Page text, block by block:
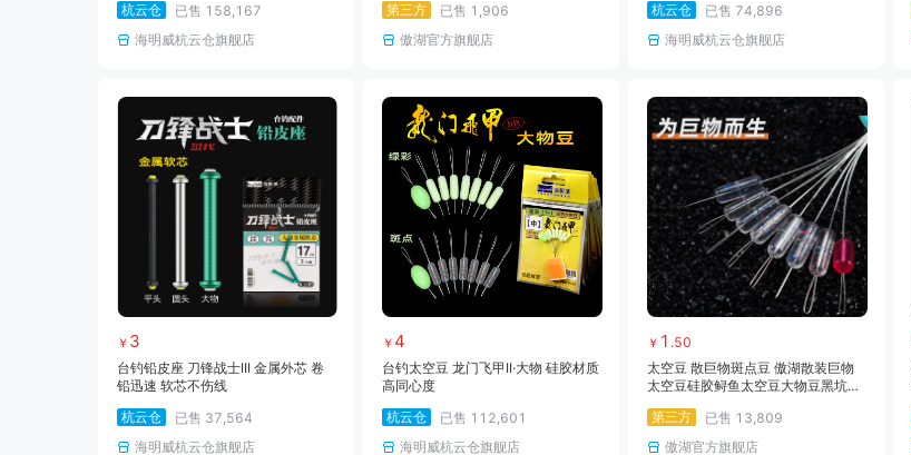
杭云仓
已售 158,167
海明威杭云仓旗舰店
第三方
已售 1,906
傲湖官方旗舰店
杭云仓
已售 74,896
海明威杭云仓旗舰店
￥ 3
台钓铅皮座 刀锋战士III 金属外芯 卷
铅迅速 软芯不伤线
杭云仓
已售 37,564
海明威杭云仓旗舰店
￥ 4
台钓太空豆 龙门飞甲II·大物 硅胶材质
高同心度
杭云仓
已售 112,601
海明威杭云仓旗舰店
￥ 1 .50
太空豆 散巨物斑点豆 傲湖散装巨物
太空豆硅胶鲟鱼太空豆大物豆黑坑专
第三方
已售 13,809
傲湖官方旗舰店